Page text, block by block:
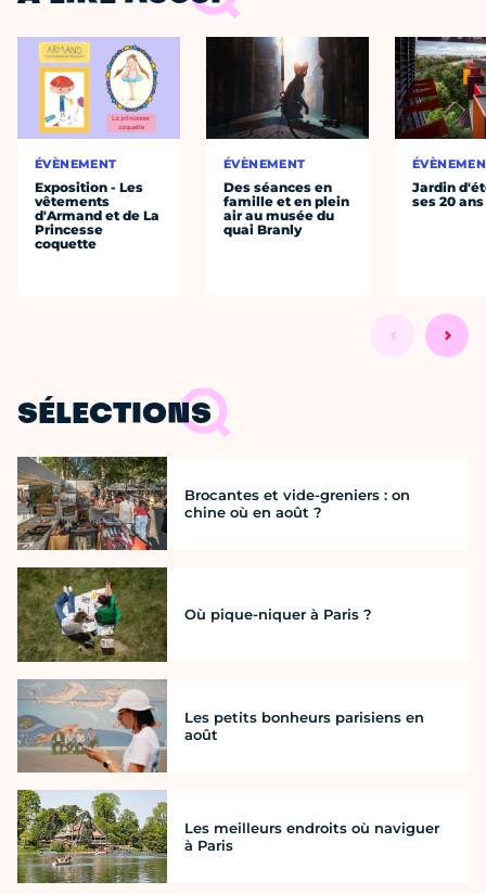
ÉVÈNEMENT
Exposition - Les
vêtements
d'Armand et de La
Princesse
coquette
ÉVÈNEMENT
Des séances en
famille et en plein
air au musée du
quai Branly
Jardin
ses 20 ans
SÉLECTIONS
Brocantes et vide-greniers : on
chine où en août ?
Où pique-niquer à Paris ?
Les petits bonheurs parisiens en
août
Les meilleurs endroits où naviguer
à Paris